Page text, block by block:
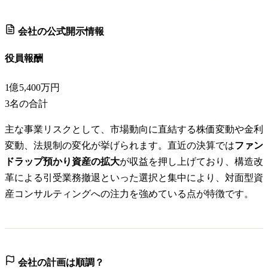
会社の公式開示情報
役員報酬
1億5,400万円
3名の合計
主な事業リスクとして、市場動向に直結する株価変動や金利
変動、法規制の変化が挙げられます。直近の決算ではファン
ドラップ預かり資産の拡大が収益を押し上げており、構造改
革による引受業務撤退といった選択と集中により、対面型資
産コンサルティングへの注力を強めている点が特徴です。
会社の計画は順調？